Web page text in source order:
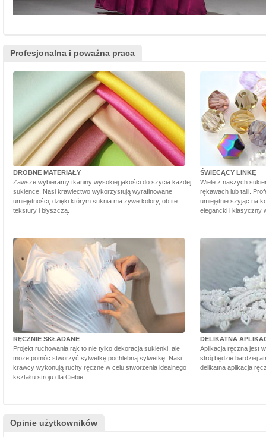
Profesjonalna i poważna praca
DROBNE MATERIAŁY
Zawsze wybieramy tkaniny wysokiej jakości do szycia każdej
sukience. Nasi krawiectwo wykorzystują wyrafinowane
umiejętności, dzięki którym suknia ma żywe kolory, obfite
tekstury i błyszczą.
ŚWIECĄCY LINKĘ
Wiele z naszych
rękawach lub talii.
umiejętnie szyjąc na
elegancki i klasyczny
RĘCZNIE SKŁADANE
Projekt ruchowania rąk to nie tylko dekoracja sukienki, ale
może pomóc stworzyć sylwetkę pochlebną sylwetkę. Nasi
krawcy wykonują ruchy ręczne w celu stworzenia idealnego
kształtu stroju dla Ciebie.
DELIKATNA
Aplikacja ręczna jest
strój będzie bardziej
delikatna aplikacja
Opinie użytkowników